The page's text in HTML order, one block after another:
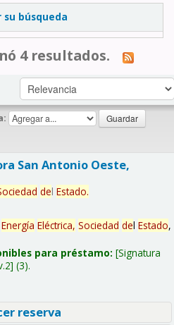
su búsqueda
4 resultados.
San Antonio Oeste,
del Estado.
Energía Eléctrica, Sociedad del Estado,
para préstamo: Signatura
(3).
reserva